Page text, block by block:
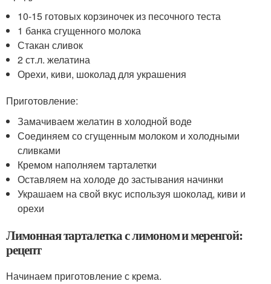
10-15 готовых корзиночек из песочного теста
1 банка сгущенного молока
Стакан сливок
2 ст.л. желатина
Орехи, киви, шоколад для украшения
Приготовление:
Замачиваем желатин в холодной воде
Соединяем со сгущенным молоком и холодными
сливками
Кремом наполняем тарталетки
Оставляем на холоде до застывания начинки
Украшаем на свой вкус используя шоколад, киви и
орехи
Лимонная тарталетка с лимоном и меренгой:
рецепт
Начинаем приготовление с крема.